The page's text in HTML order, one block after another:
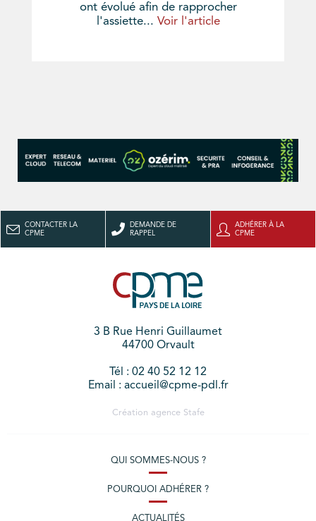
ont évolué afin de rapprocher
l'assiette... Voir l'article
CONTACTER LA
CPME
DEMANDE DE
RAPPEL
ADHÉRER À LA
CPME
3 B Rue Henri Guillaumet
44700 Orvault
Tél : 02 40 52 12 12
Email : accueil@cpme-pdl.fr
Création agence Stafe
QUI SOMMES-NOUS ?
POURQUOI ADHÉRER ?
ACTUALITÉS